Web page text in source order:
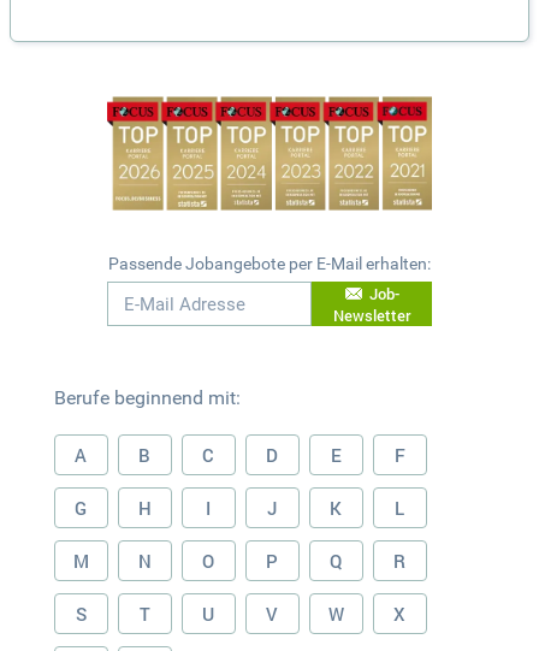
Passende Jobangebote per E-Mail erhalten:
Job-
Newsletter
Berufe beginnend mit:
A B C D E F
G H I J K L
M N O P Q R
S T U V W X